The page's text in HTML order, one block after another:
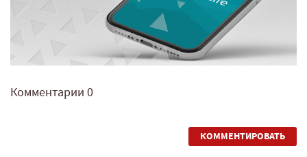
Комментарии 0
КОММЕНТИРОВАТЬ